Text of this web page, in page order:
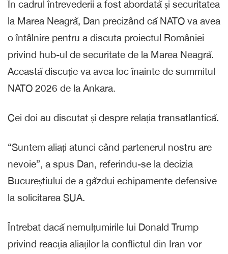
În cadrul întrevederii a fost abordată și securitatea
la Marea Neagră, Dan precizând că NATO va avea
o întâlnire pentru a discuta proiectul României
privind hub-ul de securitate de la Marea Neagră.
Această discuție va avea loc înainte de summitul
NATO 2026 de la Ankara.
Cei doi au discutat și despre relația transatlantică.
“Suntem aliați atunci când partenerul nostru are
nevoie”, a spus Dan, referindu-se la decizia
Bucureștiului de a găzdui echipamente defensive
la solicitarea SUA.
Întrebat dacă nemulțumirile lui Donald Trump
privind reacția aliaților la conflictul din Iran vor